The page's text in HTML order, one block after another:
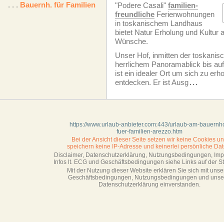
. . . Bauernh. für Familien "Podere Casali" familien­
freundliche Ferien­wohnungen
in toskanischem Landhaus
bietet Natur Erholung und Kultur
Wünsche.
Unser Hof, inmitten der
herrlichem Panoramablick bis
ist ein idealer Ort um sich zu
entdecken. Er ist Ausg...
https://www.urlaub-anbieter.com:443/urlaub-am-
fuer-familien-arezzo.htm
Bei der Ansicht dieser Seite setzen wir keine Cookies
speichern keine IP-Adresse und keinerlei persönliche
Disclaimer, Datenschutzerklärung, Nutzungsbedingungen,
Infos lt. ECG und Geschäftsbedingungen siehe Links auf der
Mit der Nutzung dieser Website erklären Sie sich mit
Geschäftsbedin­gungen, Nutzungsbedingungen und
Datenschutzerklärung einverstanden.